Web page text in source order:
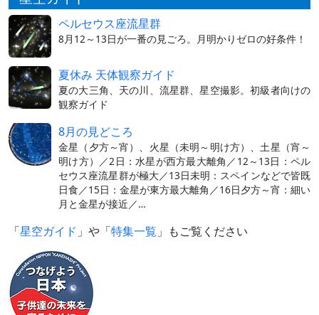
ペルセウス座流星群
8月12～13日が一番の見ごろ。月明かりゼロの好条件！
夏休み 天体観察ガイド
夏の大三角、天の川、流星群、星空撮影。初級者向けの
観察ガイド
8月の見どころ
金星（夕方～宵）、火星（未明～明け方）、土星（宵～
明け方）／2日：水星が西方最大離角／12～13日：ペル
セウス座流星群が極大／13日未明：スペインなどで皆既
日食／15日：金星が東方最大離角／16日夕方～宵：細い
月と金星が接近／…
「星空ガイド 」や「特集一覧 」もご覧ください